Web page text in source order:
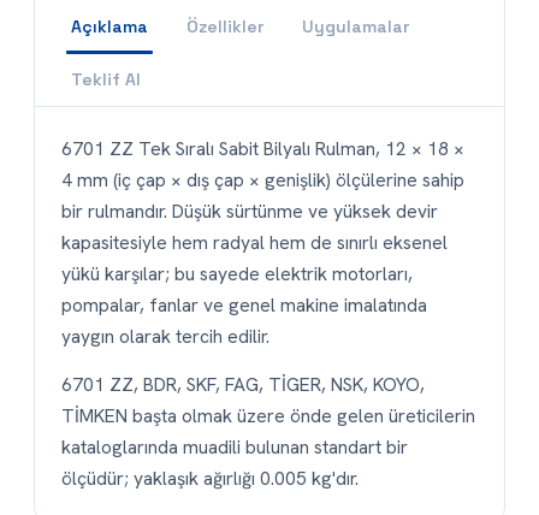
Açıklama Özellikler Uygulamalar
Teklif Al
6701 ZZ Tek Sıralı Sabit Bilyalı Rulman, 12 × 18 ×
4 mm (iç çap × dış çap × genişlik) ölçülerine sahip
bir rulmandır. Düşük sürtünme ve yüksek devir
kapasitesiyle hem radyal hem de sınırlı eksenel
yükü karşılar; bu sayede elektrik motorları,
pompalar, fanlar ve genel makine imalatında
yaygın olarak tercih edilir.
6701 ZZ, BDR, SKF, FAG, TİGER, NSK, KOYO,
TİMKEN başta olmak üzere önde gelen üreticilerin
kataloglarında muadili bulunan standart bir
ölçüdür; yaklaşık ağırlığı 0.005 kg'dır.